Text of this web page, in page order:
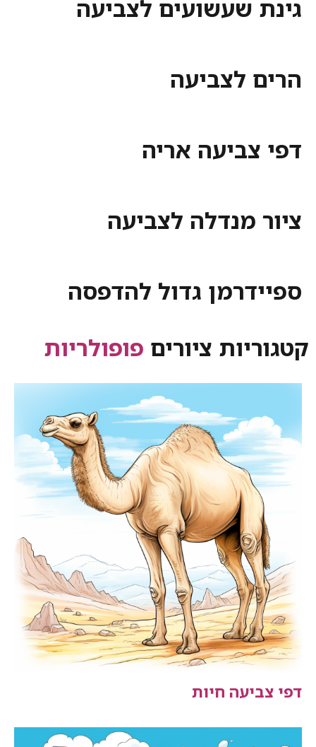
גינת שעשועים לצביעה
הרים לצביעה
דפי צביעה אריה
ציור מנדלה לצביעה
ספיידרמן גדול להדפסה
קטגוריות ציורים פופולריות
דפי צביעה חיות